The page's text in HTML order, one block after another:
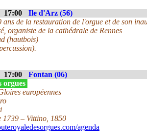
17:00
Ile d'Arz (56)
ans de la restauration de l'orgue et de son
organiste de la cathédrale de Rennes
(hautbois)
17:00
Fontan (06)
orgues
européennes
1739 – Vittino, 1850
agenda